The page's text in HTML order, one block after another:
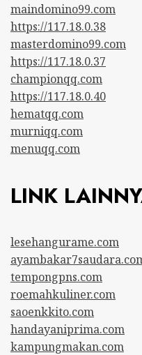
maindomino99.com
https://117.18.0.38
masterdomino99.com
https://117.18.0.37
championqq.com
https://117.18.0.40
hematqq.com
murniqq.com
menuqq.com
LINK
lesehangurame.com
tempongpns.com
roemahkuliner.com
saoenkkito.com
handayaniprima.com
kampungmakan.com